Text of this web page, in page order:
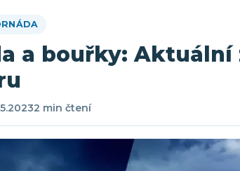
a bouřky: Aktuální
2 min čtení